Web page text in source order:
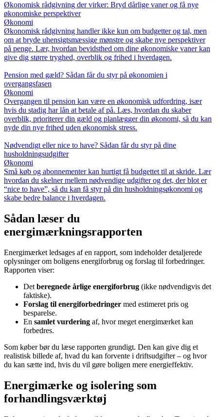
Økonomisk rådgivning der virker: Bryd dårlige vaner og få nye
økonomiske perspektiver
Økonomi
Økonomisk rådgivning handler ikke kun om budgetter og tal, men
om at bryde uhensigtsmæssige mønstre og skabe nye perspektiver
på penge. Lær, hvordan bevidsthed om dine økonomiske vaner kan
give dig større tryghed, overblik og frihed i hverdagen.
Pension med gæld? Sådan får du styr på økonomien i
overgangsfasen
Økonomi
Overgangen til pension kan være en økonomisk udfordring, især
hvis du stadig har lån at betale af på. Læs, hvordan du skaber
overblik, prioriterer din gæld og planlægger din økonomi, så du kan
nyde din nye frihed uden økonomisk stress.
Nødvendigt eller nice to have? Sådan får du styr på dine
husholdningsudgifter
Økonomi
Små køb og abonnementer kan hurtigt få budgettet til at skride. Lær
hvordan du skelner mellem nødvendige udgifter og det, der blot er
“nice to have”, så du kan få styr på din husholdningsøkonomi og
skabe bedre balance i hverdagen.
Sådan læser du
energimærkningsrapporten
Energimærket ledsages af en rapport, som indeholder detaljerede
oplysninger om boligens energiforbrug og forslag til forbedringer.
Rapporten viser:
Det beregnede årlige energiforbrug (ikke nødvendigvis det
faktiske).
Forslag til energiforbedringer med estimeret pris og
besparelse.
En samlet vurdering af, hvor meget energimærket kan
forbedres.
Som køber bør du læse rapporten grundigt. Den kan give dig et
realistisk billede af, hvad du kan forvente i driftsudgifter – og hvor
du kan sætte ind, hvis du vil gøre boligen mere energieffektiv.
Energimærke og isolering som
forhandlingsværktøj